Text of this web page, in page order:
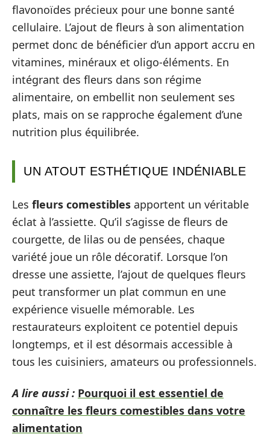
flavonoïdes précieux pour une bonne santé
cellulaire. L’ajout de fleurs à son alimentation
permet donc de bénéficier d’un apport accru en
vitamines, minéraux et oligo-éléments. En
intégrant des fleurs dans son régime
alimentaire, on embellit non seulement ses
plats, mais on se rapproche également d’une
nutrition plus équilibrée.
UN ATOUT ESTHÉTIQUE INDÉNIABLE
Les fleurs comestibles apportent un véritable
éclat à l’assiette. Qu’il s’agisse de fleurs de
courgette, de lilas ou de pensées, chaque
variété joue un rôle décoratif. Lorsque l’on
dresse une assiette, l’ajout de quelques fleurs
peut transformer un plat commun en une
expérience visuelle mémorable. Les
restaurateurs exploitent ce potentiel depuis
longtemps, et il est désormais accessible à
tous les cuisiniers, amateurs ou professionnels.
A lire aussi : Pourquoi il est essentiel de
connaître les fleurs comestibles dans votre
alimentation